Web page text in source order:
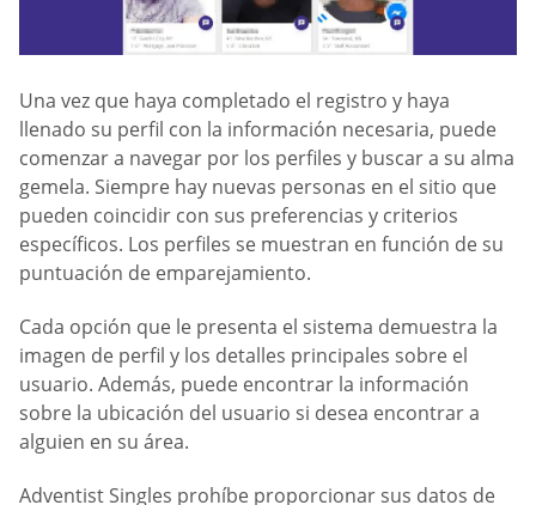
Una vez que haya completado el registro y haya
llenado su perfil con la información necesaria, puede
comenzar a navegar por los perfiles y buscar a su alma
gemela. Siempre hay nuevas personas en el sitio que
pueden coincidir con sus preferencias y criterios
específicos. Los perfiles se muestran en función de su
puntuación de emparejamiento.
Cada opción que le presenta el sistema demuestra la
imagen de perfil y los detalles principales sobre el
usuario. Además, puede encontrar la información
sobre la ubicación del usuario si desea encontrar a
alguien en su área.
Adventist Singles prohíbe proporcionar sus datos de